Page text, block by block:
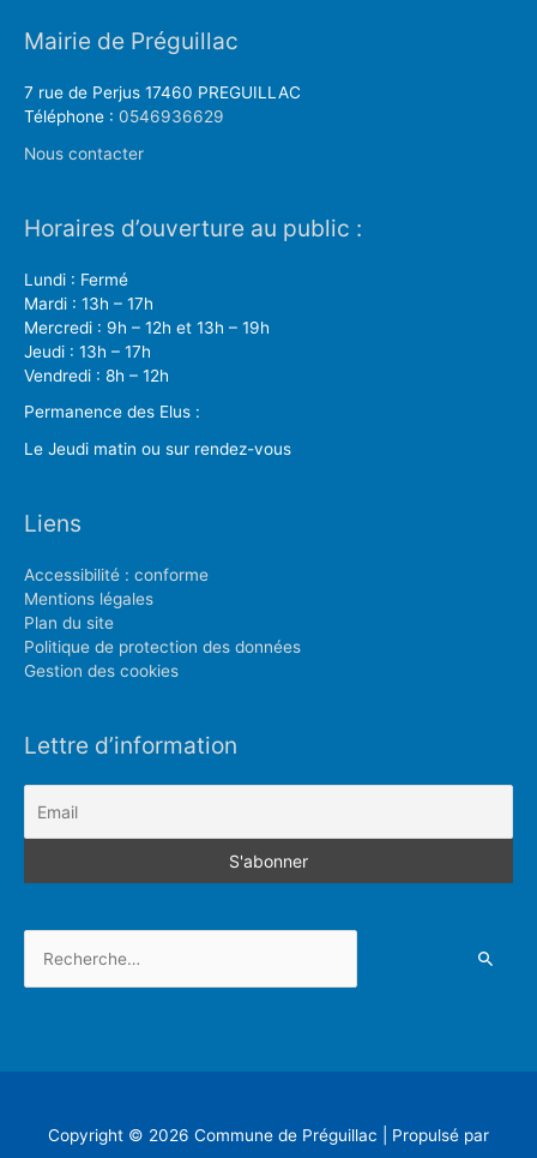
Mairie de Préguillac
7 rue de Perjus 17460 PREGUILLAC
Téléphone : 0546936629
Nous contacter
Horaires d’ouverture au public :
Lundi : Fermé
Mardi : 13h – 17h
Mercredi : 9h – 12h et 13h – 19h
Jeudi : 13h – 17h
Vendredi : 8h – 12h
Permanence des Elus :
Le Jeudi matin ou sur rendez-vous
Liens
Accessibilité : conforme
Mentions légales
Plan du site
Politique de protection des données
Gestion des cookies
Lettre d’information
Copyright © 2026 Commune de Préguillac | Propulsé par